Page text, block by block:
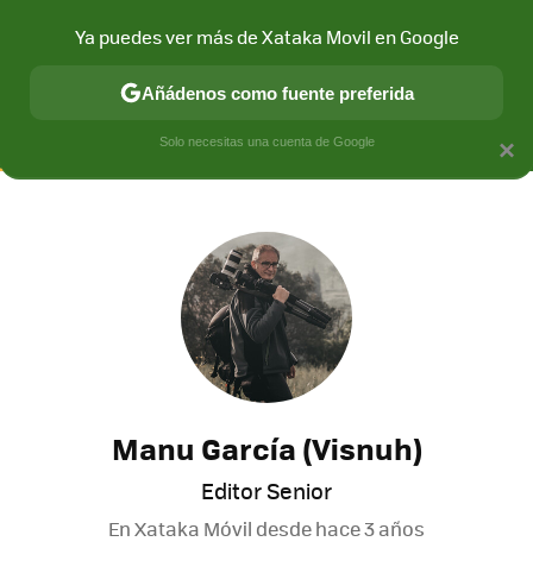
CONECTIVIDAD MÓVIL Y SOCIEDAD APLICACIONES
Manu García (Visnuh)
Editor Senior
En Xataka Móvil desdehace 3 años
×
Ya puedes ver más de Xataka Movil en Google
Añádenos como fuente preferida
Solo necesitas una cuenta de Google